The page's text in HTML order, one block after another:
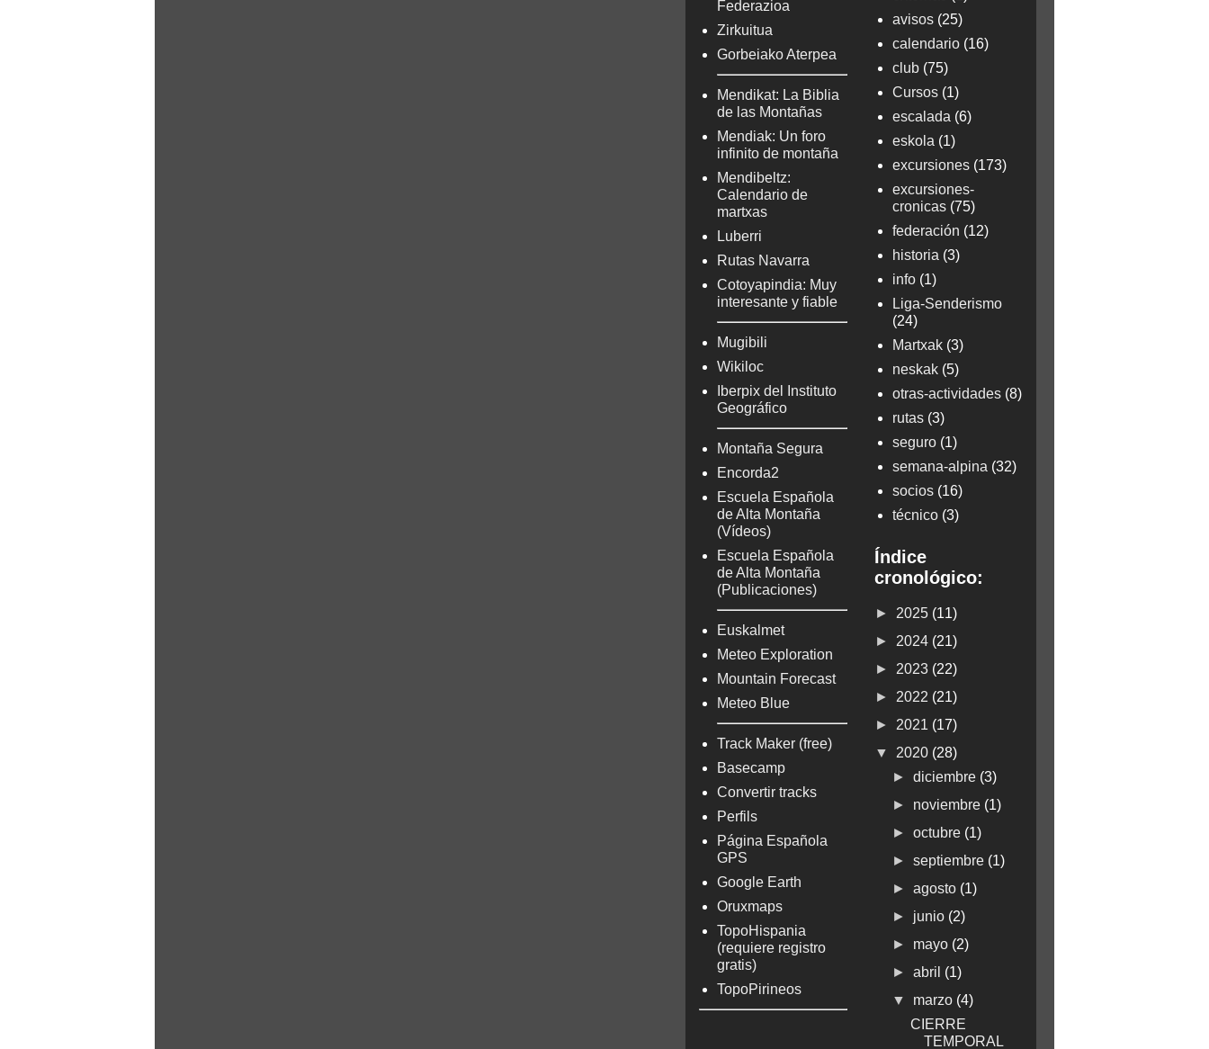
Federazioa
Zirkuitua
Gorbeiako Aterpea
Mendikat: La Biblia
de las Montañas
Mendiak: Un foro
infinito de montaña
Mendibeltz:
Calendario de
martxas
Luberri
Rutas Navarra
Cotoyapindia: Muy
interesante y fiable
Mugibili
Wikiloc
Iberpix del Instituto
Geográfico
Montaña Segura
Encorda2
Escuela Española
de Alta Montaña
(Vídeos)
Escuela Española
de Alta Montaña
(Publicaciones)
Euskalmet
Meteo Exploration
Mountain Forecast
Meteo Blue
Track Maker (free)
Basecamp
Convertir tracks
Perfils
Página Española
GPS
Google Earth
Oruxmaps
TopoHispania
(requiere registro
gratis)
TopoPirineos
avisos (25)
calendario (16)
club (75)
Cursos (1)
escalada (6)
eskola (1)
excursiones (173)
excursiones-
cronicas (75)
federación (12)
historia (3)
info (1)
Liga-Senderismo
(24)
Martxak (3)
neskak (5)
otras-actividades (8)
rutas (3)
seguro (1)
semana-alpina (32)
socios (16)
técnico (3)
Índice
cronológico:
► 2025 (11)
► 2024 (21)
► 2023 (22)
► 2022 (21)
► 2021 (17)
▼ 2020 (28)
►diciembre (3)
► noviembre (1)
►octubre (1)
►septiembre (1)
►agosto (1)
► junio (2)
► mayo (2)
►abril (1)
▼ marzo (4)
CIERRE
TEMPORAL